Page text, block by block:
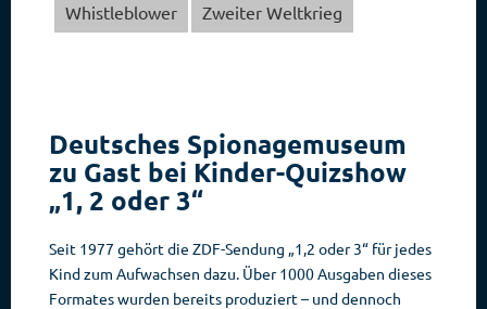
Whistleblower
Zweiter Weltkrieg
Deutsches Spionagemuseum
zu Gast bei Kinder-Quizshow
„1, 2 oder 3“
Seit 1977 gehört die ZDF-Sendung „1,2 oder 3“ für jedes
Kind zum Aufwachsen dazu. Über 1000 Ausgaben dieses
Formates wurden bereits produziert – und dennoch